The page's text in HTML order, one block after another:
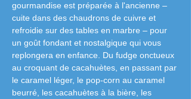
gourmandise est préparée à l'ancienne –
cuite dans des chaudrons de cuivre et
refroidie sur des tables en marbre – pour
un goût fondant et nostalgique qui vous
replongera en enfance. Du fudge onctueux
au croquant de cacahuètes, en passant par
le caramel léger, le pop-corn au caramel
beurré, les cacahuètes à la bière, les